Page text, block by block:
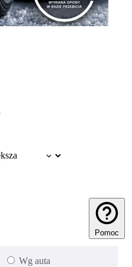
Pomoc
Wg auta